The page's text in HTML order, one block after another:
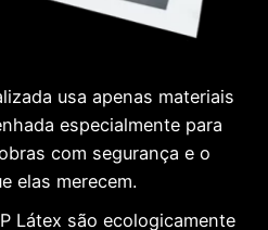
usa apenas materiais
especialmente para
com segurança e o
elas merecem.
Látex são ecologicamente